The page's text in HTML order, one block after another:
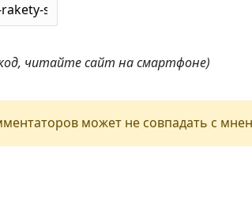
читайте сайт на смартфоне)
может не совпадать с